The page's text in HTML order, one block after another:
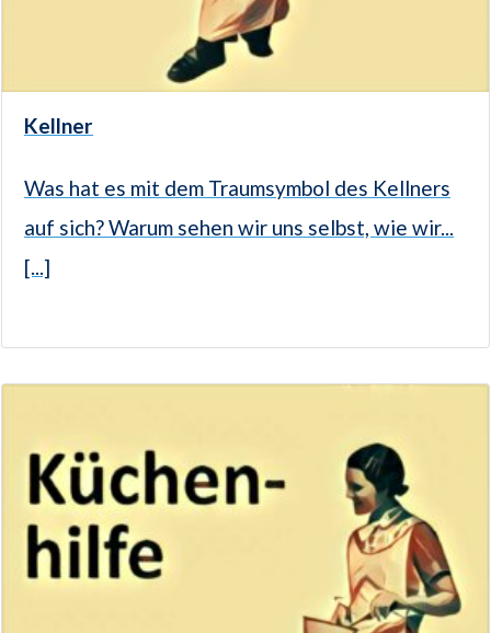
Kellner
Was hat es mit dem Traumsymbol des Kellners
auf sich? Warum sehen wir uns selbst, wie wir...
[...]